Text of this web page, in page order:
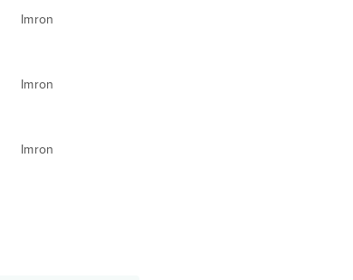
Imron
Imron
Imron